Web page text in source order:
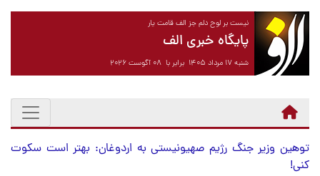
نیست بر لوح دلم جز الف قامت یار
پایگاه خبری الف
شنبه ۱۷ مرداد ۱۴۰۵ برابر با ۰۸ آگوست ۲۰۲۶
توهین وزیر جنگ رژیم صهیونیستی به اردوغان: بهتر است سکوت
کنی!